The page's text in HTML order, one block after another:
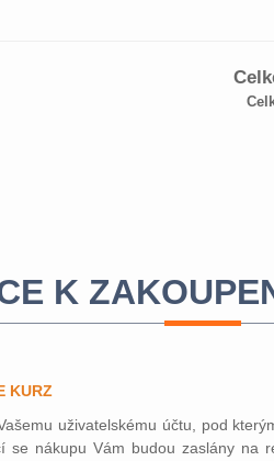
K
KURZ
uživatelskému účtu, pod
se nákupu Vám budou zaslány na